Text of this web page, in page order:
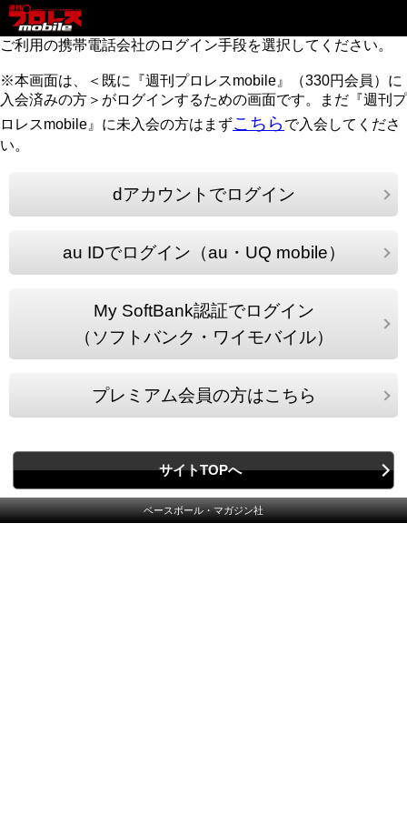
ご利用の携帯電話会社のログイン手段を選択してください。
※本画面は、＜既に『週刊プロレスmobile』（330円会員）に
入会済みの方＞がログインするための画面です。まだ『週刊プ
ロレスmobile』に未入会の方はまずこちら で入会してくださ
い。
dアカウントでログイン
au IDでログイン（au・UQ mobile）
My SoftBank認証でログイン
（ソフトバンク・ワイモバイル）
プレミアム会員の方はこちら
サイトTOPへ
ベースボール・マガジン社